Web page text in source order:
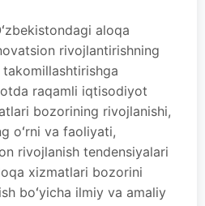
aloqa
rivojlantirishning
raqamli iqtisodiyot
bozorining rivojlanishi,
oʻrni va faoliyati,
rivojlanish tendensiyalari
xizmatlari bozorini
boʻyicha ilmiy va amaliy